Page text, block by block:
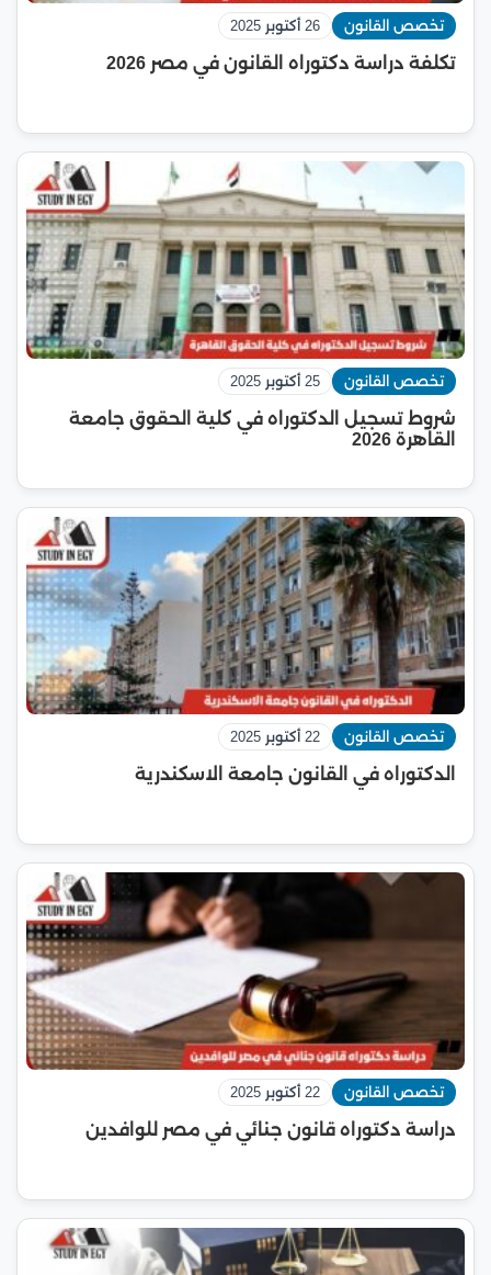
تخصص القانون 26 أكتوبر 2025
تكلفة دراسة دكتوراه القانون في مصر 2026
تخصص القانون 25 أكتوبر 2025
شروط تسجيل الدكتوراه في كلية الحقوق جامعة
القاهرة 2026
تخصص القانون 22 أكتوبر 2025
الدكتوراه في القانون جامعة الاسكندرية
تخصص القانون 22 أكتوبر 2025
دراسة دكتوراه قانون جنائي في مصر للوافدين